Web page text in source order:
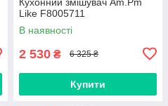
Like F8005711
В наявності
2 530 ₴ 6 325 ₴
Купити